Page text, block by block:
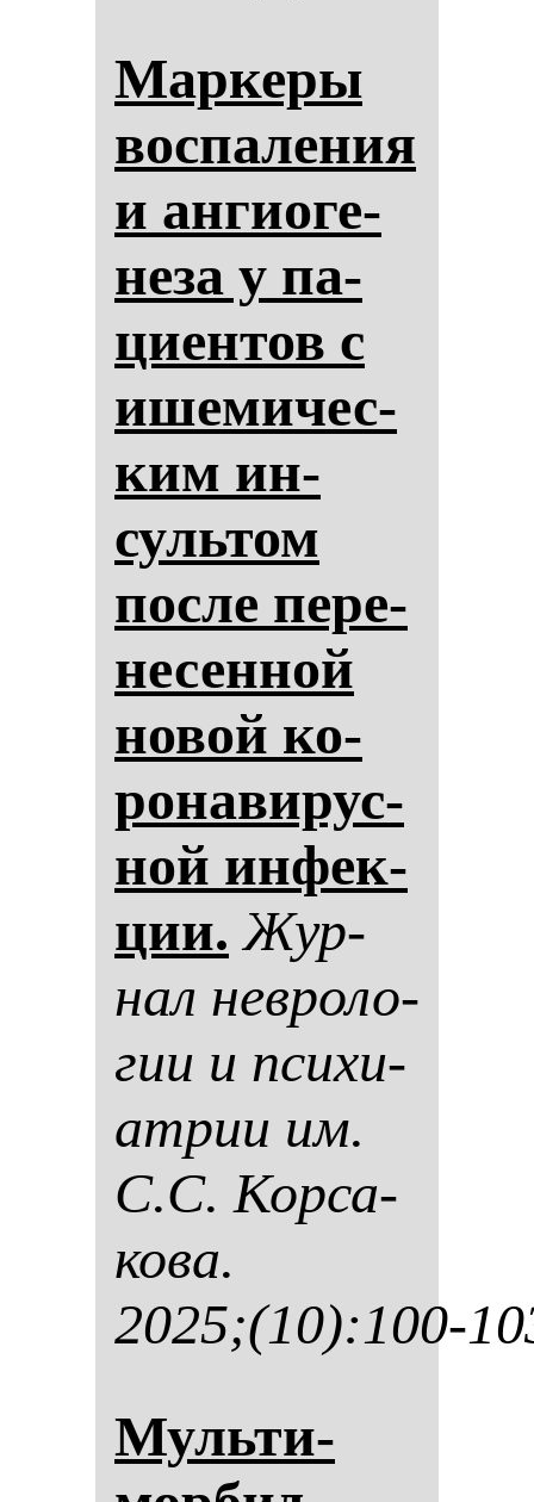
Мар­ке­ры
вос­па­ле­ния
и ан­ги­оге­
не­за у па­
ци­ен­тов с
ише­ми­чес­
ким ин­
суль­том
пос­ле пе­ре­
не­сен­ной
но­вой ко­
ро­на­ви­рус­
ной ин­фек­
ции. Жур­
нал нев­ро­ло­
гии и пси­хи­
ат­рии им.
С.С. Кор­са­
ко­ва.
2025;(10):100-
Муль­ти­